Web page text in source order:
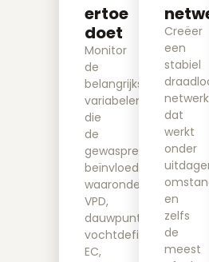
ertoe
doet
Monitor
de
belangrijkste
variabelen
die
de
gewasprestaties
beïnvloeden,
waaronder:
VPD,
dauwpunt,
vochtdeficit,
EC,
Creëer
een
stabiel
netwerk
dat
werkt
onder
en
zelfs
de
meest